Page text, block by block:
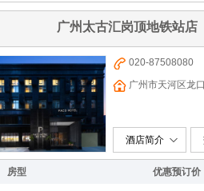
广州太古汇岗顶地铁站店
020-87508080
广州市天河区龙
酒店简介
房型 优惠预订价